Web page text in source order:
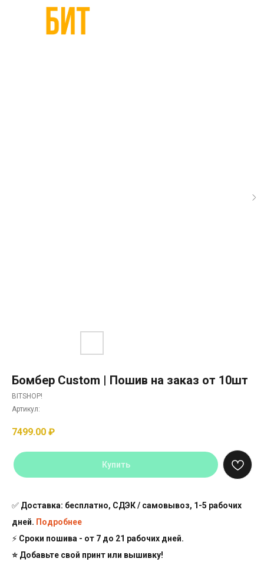
Бомбер Custom | Пошив на заказ от 10шт
BITSHOP!
Артикул:
7499.00 ₽
Купить
✅ Доставка: бесплатно, СДЭК / самовывоз, 1-5 рабочих
дней. Подробнее
⚡ Сроки пошива - от 7 до 21 рабочих дней.
⭐ Добавьте свой принт или вышивку!